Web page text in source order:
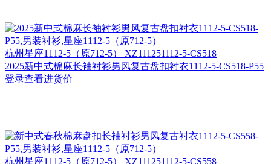
杭州星座1112-5（原712-5） XZ111251112-5-CS518
2025新中式棉麻长袖衬衫男风复古盘扣衬衣1112-5-CS518-P55
登录查看进货价
杭州星座1112-5（原712-5） XZ111251112-5-CS558